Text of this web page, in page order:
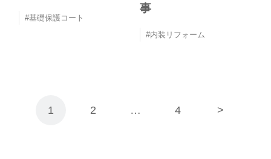
基礎保護コート
事
内装リフォーム
1 2 … 4 >